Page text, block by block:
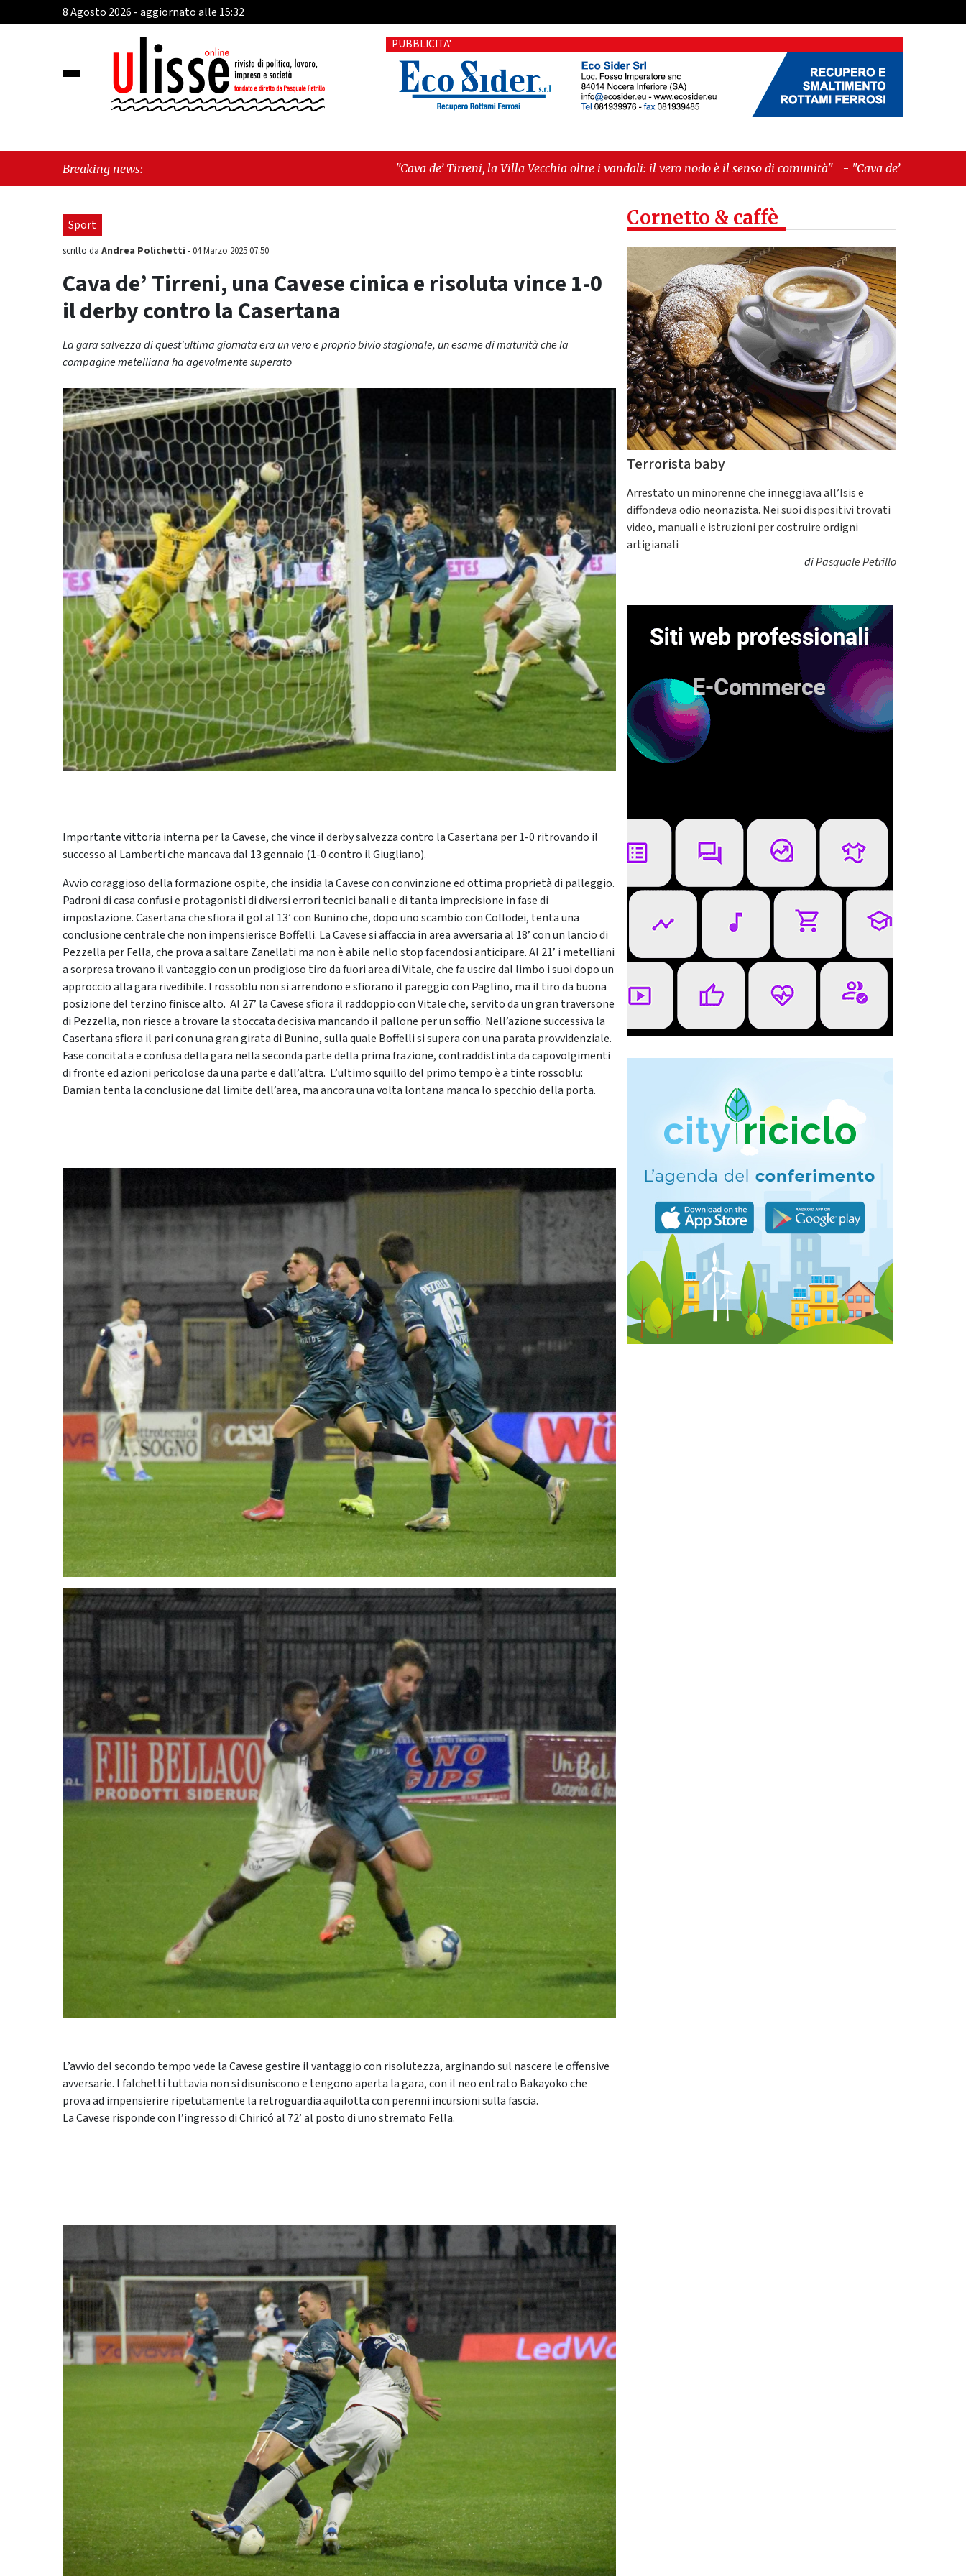
8 Agosto 2026 - aggiornato alle 15:32
PUBBLICITA'
Breaking news: "Cava de’ Tirreni, la Villa Vecchia oltre i vandali: il vero nodo è il senso di comunità" -"Cava de’ Tirreni, La Fratellanza sull'ultima
seduta consiliare: “Serve chiarezza!”"
Sport
scritto da Andrea Polichetti -04 Marzo 2025 07:50
Cava de’ Tirreni, una Cavese cinica e risoluta vince 1-0
il derby contro la Casertana
La gara salvezza di quest'ultima giornata era un vero e proprio bivio stagionale, un esame di maturità che la
compagine metelliana ha agevolmente superato
Importante vittoria interna per la Cavese, che vince il derby salvezza contro la Casertana per 1-0 ritrovando il
successo al Lamberti che mancava dal 13 gennaio (1-0 contro il Giugliano).
Avvio coraggioso della formazione ospite, che insidia la Cavese con convinzione ed ottima proprietà di palleggio.
Padroni di casa confusi e protagonisti di diversi errori tecnici banali e di tanta imprecisione in fase di
impostazione. Casertana che sfiora il gol al 13’ con Bunino che, dopo uno scambio con Collodei, tenta una
conclusione centrale che non impensierisce Boffelli. La Cavese si affaccia in area avversaria al 18’ con un lancio di
Pezzella per Fella, che prova a saltare Zanellati ma non è abile nello stop facendosi anticipare. Al 21’ i metelliani
a sorpresa trovano il vantaggio con un prodigioso tiro da fuori area di Vitale, che fa uscire dal limbo i suoi dopo un
approccio alla gara rivedibile. I rossoblu non si arrendono e sfiorano il pareggio con Paglino, ma il tiro da buona
posizione del terzino finisce alto. Al 27’ la Cavese sfiora il raddoppio con Vitale che, servito da un gran traversone
di Pezzella, non riesce a trovare la stoccata decisiva mancando il pallone per un soffio. Nell’azione successiva la
Casertana sfiora il pari con una gran girata di Bunino, sulla quale Boffelli si supera con una parata provvidenziale.
Fase concitata e confusa della gara nella seconda parte della prima frazione, contraddistinta da capovolgimenti
di fronte ed azioni pericolose da una parte e dall’altra. L’ultimo squillo del primo tempo è a tinte rossoblu:
Damian tenta la conclusione dal limite dell’area, ma ancora una volta lontana manca lo specchio della porta.
L’avvio del secondo tempo vede la Cavese gestire il vantaggio con risolutezza, arginando sul nascere le offensive
avversarie. I falchetti tuttavia non si disuniscono e tengono aperta la gara, con il neo entrato Bakayoko che
prova ad impensierire ripetutamente la retroguardia aquilotta con perenni incursioni sulla fascia.
La Cavese risponde con l’ingresso di Chiricó al 72’ al posto di uno stremato Fella.
Cornetto & caffè
Terrorista baby
Arrestato un minorenne che inneggiava all’Isis e
diffondeva odio neonazista. Nei suoi dispositivi trovati
video, manuali e istruzioni per costruire ordigni
artigianali
diPasquale Petrillo